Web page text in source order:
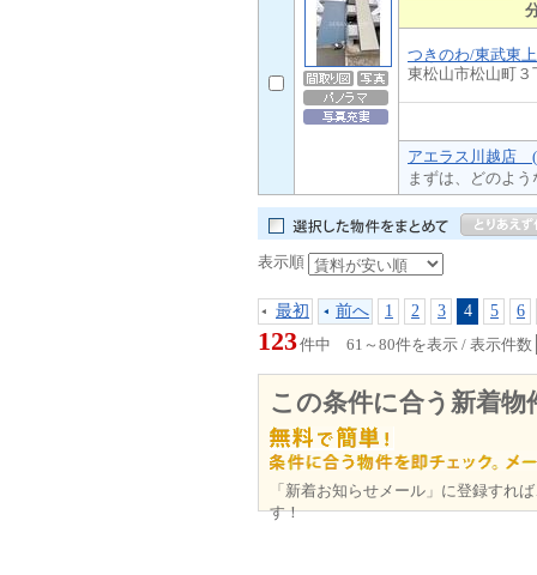
つきのわ/東武東
東松山市松山町３
アエラス川越店 (
まずは、どのよ
表示順
最初 前へ 1 2 3 4 5 6
123件中 61～80件を表示 / 表示件数
この条件に合う新着
「新着お知らせメール」に登録すれ
す！